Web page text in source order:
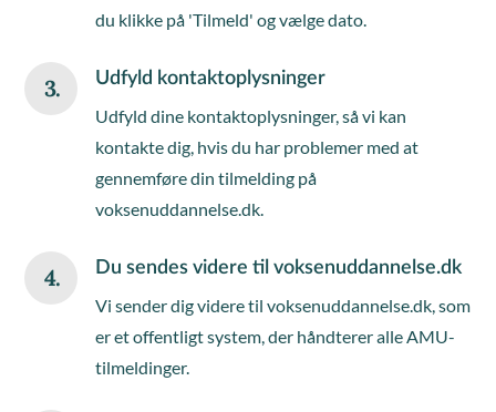
du klikke på 'Tilmeld' og vælge dato.
3. Udfyld kontaktoplysninger
Udfyld dine kontaktoplysninger, så vi kan
kontakte dig, hvis du har problemer med at
gennemføre din tilmelding på
voksenuddannelse.dk.
4. Du sendes videre til voksenuddannelse.dk
Vi sender dig videre til voksenuddannelse.dk, som
er et offentligt system, der håndterer alle AMU-
tilmeldinger.